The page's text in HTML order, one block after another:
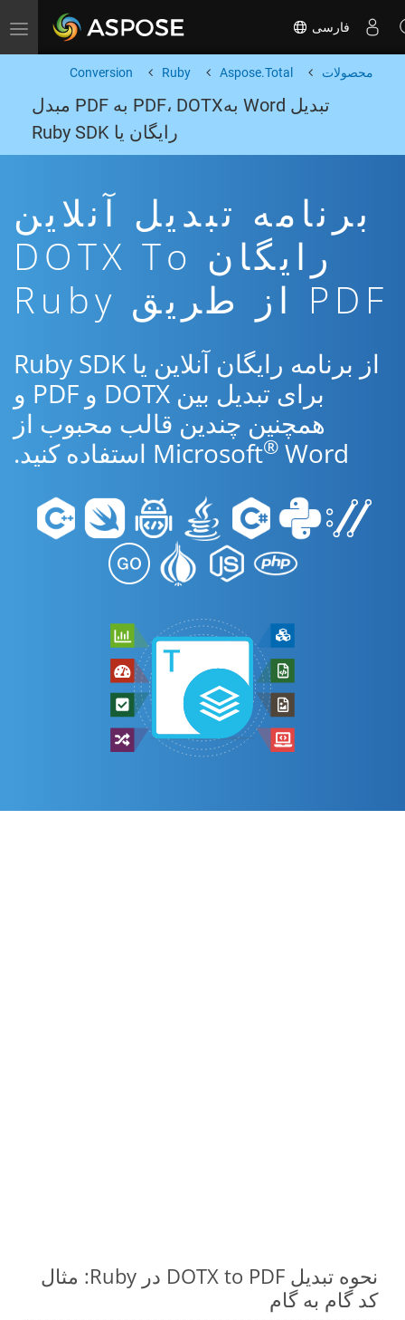
Toggle navigation فارسی
محصولات Aspose.Total
Ruby
Conversion
تبدیل Word بهPDF، DOTX به PDF مبدل
رایگان یا Ruby SDK
برنامه تبدیل آنلاین
رایگان DOTX To
PDF از طریق Ruby
از برنامه رایگان آنلاین یا Ruby SDK
برای تبدیل بین DOTX و PDF و
همچنین چندین قالب محبوب از
Microsoft® Word استفاده کنید.
نحوه تبدیل DOTX to PDF در Ruby: مثال
کد گام به گام